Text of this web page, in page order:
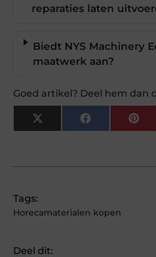
reparaties laten
Biedt NYS Machinery
maatwerk aan?
Goed artikel? Deel hem dan
X
(Twitter)
Facebook
Tags:
Horecamaterialen kopen
Deel dit: